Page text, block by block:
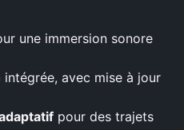
une immersion sonore
intégrée, avec mise à jour
pour des trajets
×